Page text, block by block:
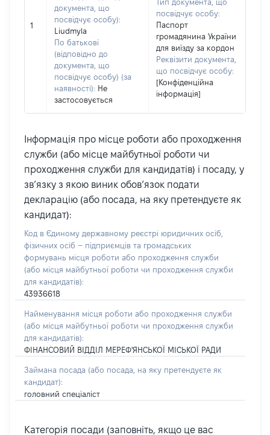
1
документа, що
посвідчує особу):
Liudmyla
По батькові
(відповідно до
документа, що
посвідчує особу) (за
наявності): Не
застосовується
Тип документа, що
посвідчує особу:
Паспорт
громадянина України
для виїзду за кордон
Реквізити документа,
що посвідчує особу:
[Конфіденційна
інформація]
Інформація про місце роботи або проходження
служби (або місце майбутньої роботи чи
проходження служби для кандидатів) і посаду, у
зв’язку з якою виник обов’язок подати
декларацію (або посада, на яку претендуєте як
кандидат):
Код в Єдиному державному реєстрі юридичних осіб,
фізичних осіб – підприємців та громадських
формувань місця роботи або проходження служби
(або місця майбутньої роботи чи проходження служби
для кандидатів):
43936618
Найменування місця роботи або проходження служби
(або місця майбутньої роботи чи проходження служби
для кандидатів):
ФІНАНСОВИЙ ВІДДІЛ МЕРЕФ'ЯНСЬКОЇ МІСЬКОЇ РАДИ
Займана посада (або посада, на яку претендуєте як
кандидат):
головний спеціаліст
Категорія посади (заповніть, якщо це вас